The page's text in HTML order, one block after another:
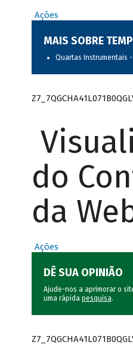
Ações
MAIS SOBRE
Quartas Instrumentais -
do
da
Ações
DÊ SUA OPINIÃO
Ajude-nos a aprimorar o
uma rápida pesquisa.